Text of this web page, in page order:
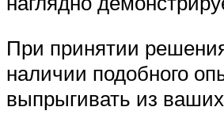
При принятии
наличии подобного
выпрыгивать из